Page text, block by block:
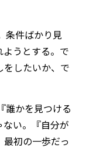
条件ばかり見
うとする。で
したいか、で
誰かを見つける
い。『自分が
初の一歩だっ